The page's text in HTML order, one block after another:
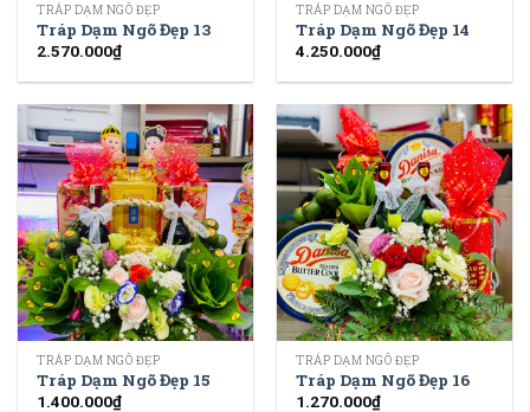
TRÁP DẠM NGÕ ĐẸP
Tráp Dạm Ngõ Đẹp 13
2.570.000₫
TRÁP DẠM NGÕ ĐẸP
Tráp Dạm Ngõ Đẹp 14
4.250.000₫
TRÁP DẠM NGÕ ĐẸP
Tráp Dạm Ngõ Đẹp 15
1.400.000₫
TRÁP DẠM NGÕ ĐẸP
Tráp Dạm Ngõ Đẹp 16
1.270.000₫